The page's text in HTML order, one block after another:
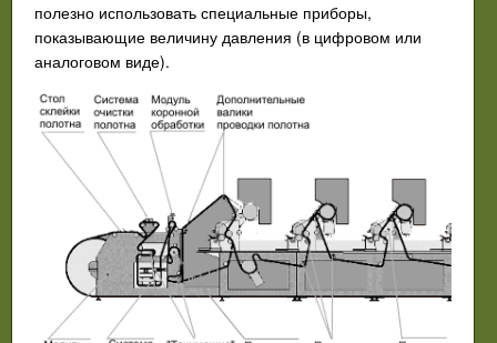
полезно использовать специальные приборы,
показывающие величину давления (в цифровом или
аналоговом виде).